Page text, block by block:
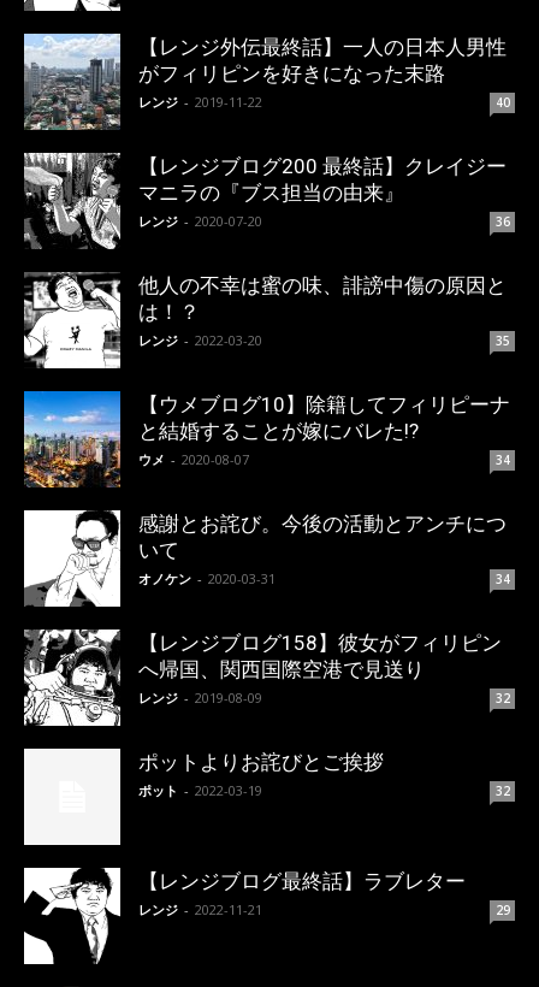
【レンジ外伝最終話】一人の日本人男性
がフィリピンを好きになった末路
レンジ - 2019-11-22 40
【レンジブログ200 最終話】クレイジー
マニラの『ブス担当の由来』
レンジ - 2020-07-20 36
他人の不幸は蜜の味、誹謗中傷の原因と
は！？
レンジ - 2022-03-20 35
【ウメブログ10】除籍してフィリピーナ
と結婚することが嫁にバレた!?
ウメ - 2020-08-07 34
感謝とお詫び。今後の活動とアンチにつ
いて
オノケン - 2020-03-31 34
【レンジブログ158】彼女がフィリピン
へ帰国、関西国際空港で見送り
レンジ - 2019-08-09 32
ポットよりお詫びとご挨拶
ポット - 2022-03-19 32
【レンジブログ最終話】ラブレター
レンジ - 2022-11-21 29